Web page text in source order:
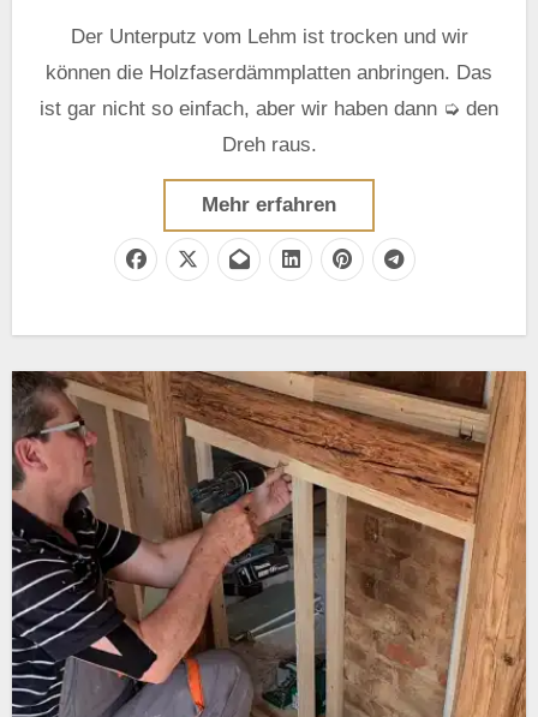
Der Unterputz vom Lehm ist trocken und wir
können die Holzfaserdämmplatten anbringen. Das
ist gar nicht so einfach, aber wir haben dann ➭ den
Dreh raus.
Mehr erfahren